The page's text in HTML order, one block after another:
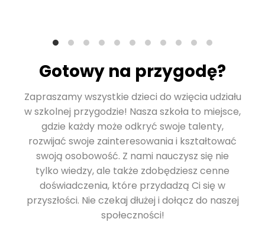
Gotowy na przygodę?
Zapraszamy wszystkie dzieci do wzięcia udziału
w szkolnej przygodzie! Nasza szkoła to miejsce,
gdzie każdy może odkryć swoje talenty,
rozwijać swoje zainteresowania i kształtować
swoją osobowość. Z nami nauczysz się nie
tylko wiedzy, ale także zdobędziesz cenne
doświadczenia, które przydadzą Ci się w
przyszłości. Nie czekaj dłużej i dołącz do naszej
społeczności!